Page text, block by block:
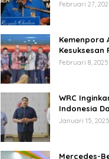
Cederai
Februari 27,
Kemenpora
Kesuksesan
Prix of
Februari 8, 2025
WRC
Indonesia
Januari 15, 2025
Mercedes-